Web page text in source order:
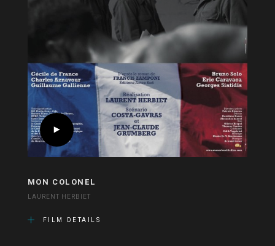
MON COLONEL
LAURENT HERBIET
FILM DETAILS